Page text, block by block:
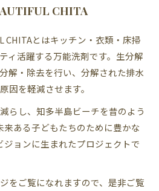
CHITA
CHITAとはキッチン・衣類・床掃
ィ活躍する万能洗剤です。生分解
解・除去を行い、分解された排水
因を軽減させます。
らし、知多半島ビーチを昔のよう
ある子どもたちのために豊かな
ジョンに生まれたプロジェクトで
をご覧になれますので、是非ご覧